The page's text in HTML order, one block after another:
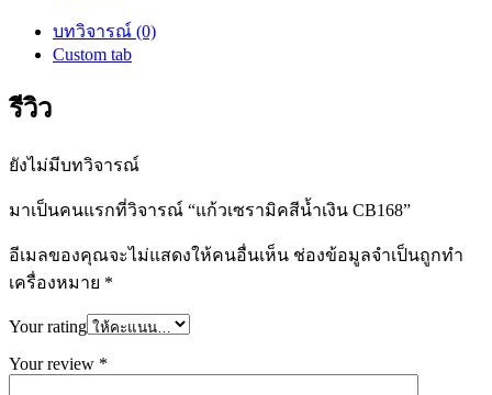
บทวิจารณ์ (0)
Custom tab
รีวิว
ยังไม่มีบทวิจารณ์
มาเป็นคนแรกที่วิจารณ์ “แก้วเซรามิคสีน้ำเงิน CB168”
อีเมลของคุณจะไม่แสดงให้คนอื่นเห็น ช่องข้อมูลจำเป็นถูกทำ
เครื่องหมาย *
Your rating
Your review *